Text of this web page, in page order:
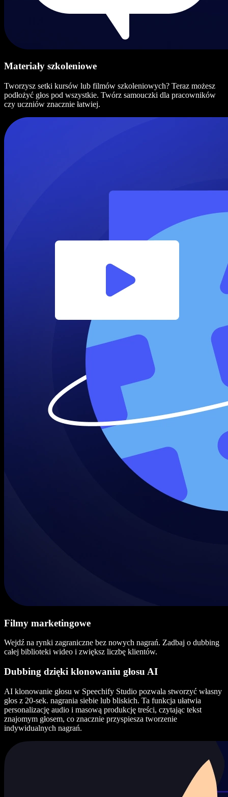
Materiały szkoleniowe
Tworzysz setki kursów lub filmów szkoleniowych? Teraz możesz
podłożyć głos pod wszystkie. Twórz samouczki dla pracowników
czy uczniów znacznie łatwiej.
Filmy marketingowe
Wejdź na rynki zagraniczne bez nowych nagrań. Zadbaj o dubbing
całej biblioteki wideo i zwiększ liczbę klientów.
Dubbing dzięki klonowaniu głosu AI
AI klonowanie głosu w Speechify Studio pozwala stworzyć własny
głos z 20-sek. nagrania siebie lub bliskich. Ta funkcja ułatwia
personalizację audio i masową produkcję treści, czytając tekst
znajomym głosem, co znacznie przyspiesza tworzenie
indywidualnych nagrań.